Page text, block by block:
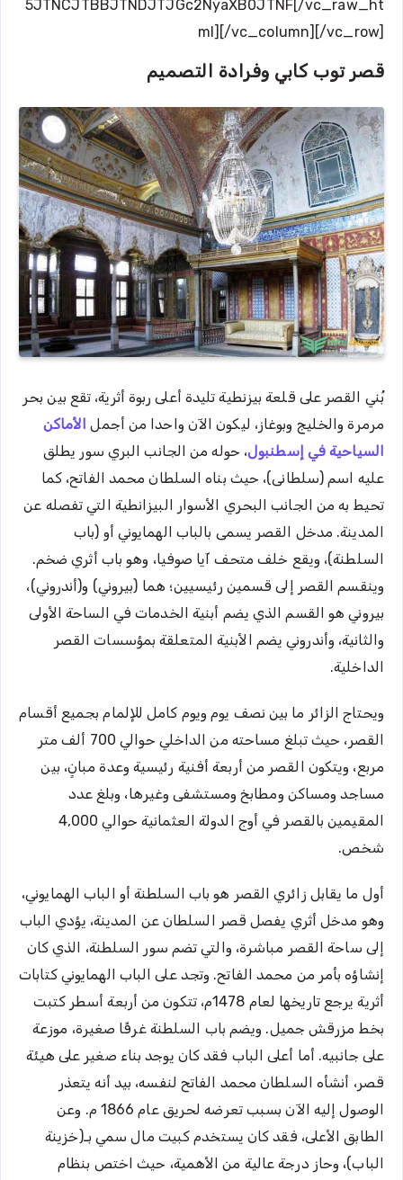
5JTNCJTBBJTNDJTJGc2NyaXB0JTNF[/vc_raw_ht
ml][/vc_column][/vc_row]
قصر توب كابي وفرادة التصميم
بُني القصر على قلعة بيزنطية تليدة أعلى ربوة أثرية، تقع بين بحر
مرمرة والخليج وبوغاز، ليكون الآن واحدا من أجمل الأماكن
السياحية في إسطنبول، حوله من الجانب البري سور يطلق
عليه اسم (سلطانى)، حيث بناه السلطان محمد الفاتح، كما
تحيط به من الجانب البحري الأسوار البيزانطية التي تفصله عن
المدينة. مدخل القصر يسمى بالباب الهمايوني أو (باب
السلطنة)، ويقع خلف متحف آيا صوفيا، وهو باب أثري ضخم.
وينقسم القصر إلى قسمين رئيسيين؛ هما (بيروني) و(أندروني)،
بيروني هو القسم الذي يضم أبنية الخدمات في الساحة الأولى
والثانية، وأندروني يضم الأبنية المتعلقة بمؤسسات القصر
الداخلية.
ويحتاج الزائر ما بين نصف يوم ويوم كامل للإلمام بجميع أقسام
القصر، حيث تبلغ مساحته من الداخلي حوالي 700 ألف متر
مربع، ويتكون القصر من أربعة أفنية رئيسية وعدة مبانٍ، بين
مساجد ومساكن ومطابخ ومستشفى وغيرها، وبلغ عدد
المقيمين بالقصر في أوج الدولة العثمانية حوالي 4,000
شخص.
أول ما يقابل زائري القصر هو باب السلطنة أو الباب الهمايوني،
وهو مدخل أثري يفصل قصر السلطان عن المدينة، يؤدي الباب
إلى ساحة القصر مباشرة، والتي تضم سور السلطنة، الذي كان
إنشاؤه بأمر من محمد الفاتح. وتجد على الباب الهمايوني كتابات
أثرية يرجع تاريخها لعام 1478م، تتكون من أربعة أسطر كتبت
بخط مزرقش جميل. ويضم باب السلطنة غرفًا صغيرة، موزعة
على جانبيه. أما أعلى الباب فقد كان يوجد بناء صغير على هيئة
قصر، أنشأه السلطان محمد الفاتح لنفسه، بيد أنه يتعذر
الوصول إليه الآن بسبب تعرضه لحريق عام 1866 م. وعن
الطابق الأعلى، فقد كان يستخدم كبيت مال سمي بـ(خزينة
الباب)، وحاز درجة عالية من الأهمية، حيث اختص بنظام